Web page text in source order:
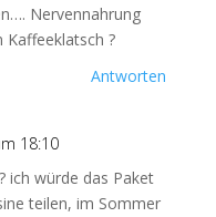
Nervennahrung
?
Antworten
18:10
ich würde das Paket
teilen, im Sommer